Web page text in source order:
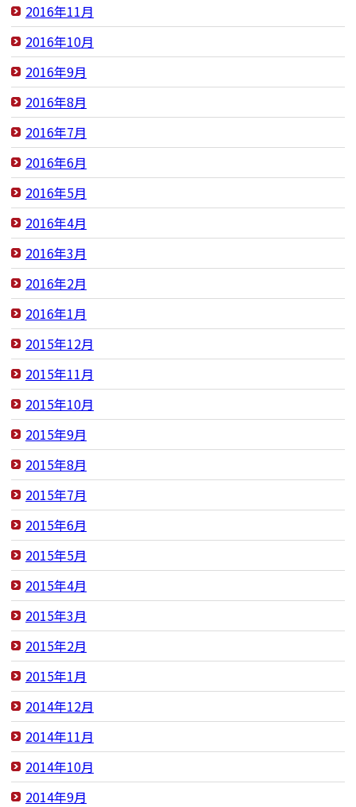
2016年11月
2016年10月
2016年9月
2016年8月
2016年7月
2016年6月
2016年5月
2016年4月
2016年3月
2016年2月
2016年1月
2015年12月
2015年11月
2015年10月
2015年9月
2015年8月
2015年7月
2015年6月
2015年5月
2015年4月
2015年3月
2015年2月
2015年1月
2014年12月
2014年11月
2014年10月
2014年9月